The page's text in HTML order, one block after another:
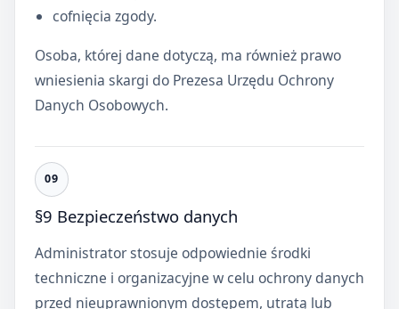
cofnięcia zgody.
Osoba, której dane dotyczą, ma również prawo
wniesienia skargi do Prezesa Urzędu Ochrony
Danych Osobowych.
§9 Bezpieczeństwo danych
Administrator stosuje odpowiednie środki
techniczne i organizacyjne w celu ochrony danych
przed nieuprawnionym dostępem, utratą lub